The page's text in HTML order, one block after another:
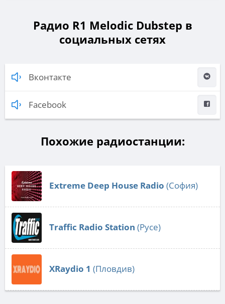
Радио R1 Melodic Dubstep в
социальных сетях
Вконтакте
Facebook
Похожие радиостанции:
Extreme Deep House Radio (София)
Traffic Radio Station (Русе)
XRaydio 1 (Пловдив)